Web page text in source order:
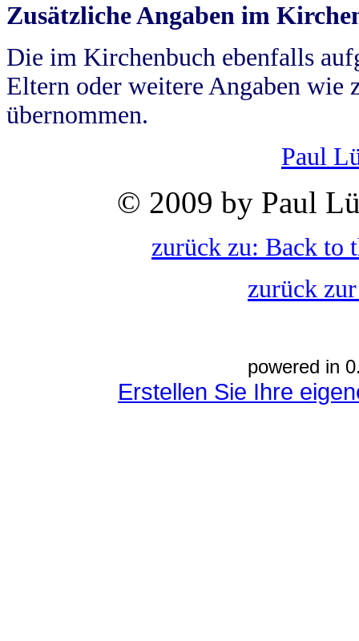
Zusätzliche Angaben im
Die im Kirchenbuch ebenfalls
Eltern oder weitere Angaben wie
übernommen.
Paul
© 2009 by Paul
zurück zu: Back to
zurück
powered in
Erstellen Sie Ihre